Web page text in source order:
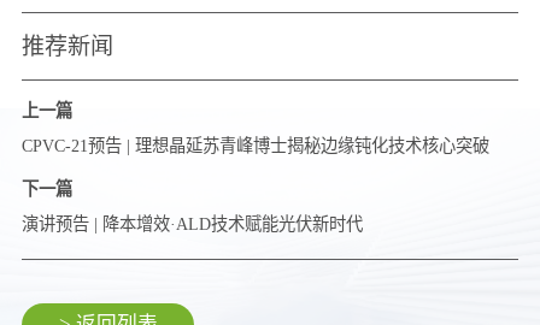
推荐新闻
上一篇
CPVC-21预告 | 理想晶延苏青峰博士揭秘边缘钝化技术核心突破
下一篇
演讲预告 | 降本增效·ALD技术赋能光伏新时代